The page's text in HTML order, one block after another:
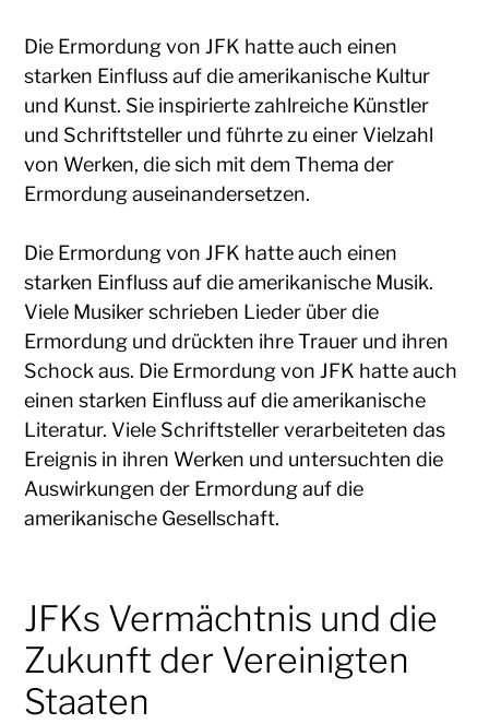
Die Ermordung von JFK hatte auch einen
starken Einfluss auf die amerikanische Kultur
und Kunst. Sie inspirierte zahlreiche Künstler
und Schriftsteller und führte zu einer Vielzahl
von Werken, die sich mit dem Thema der
Ermordung auseinandersetzen.
Die Ermordung von JFK hatte auch einen
starken Einfluss auf die amerikanische Musik.
Viele Musiker schrieben Lieder über die
Ermordung und drückten ihre Trauer und ihren
Schock aus. Die Ermordung von JFK hatte auch
einen starken Einfluss auf die amerikanische
Literatur. Viele Schriftsteller verarbeiteten das
Ereignis in ihren Werken und untersuchten die
Auswirkungen der Ermordung auf die
amerikanische Gesellschaft.
JFKs Vermächtnis und die
Zukunft der Vereinigten
Staaten